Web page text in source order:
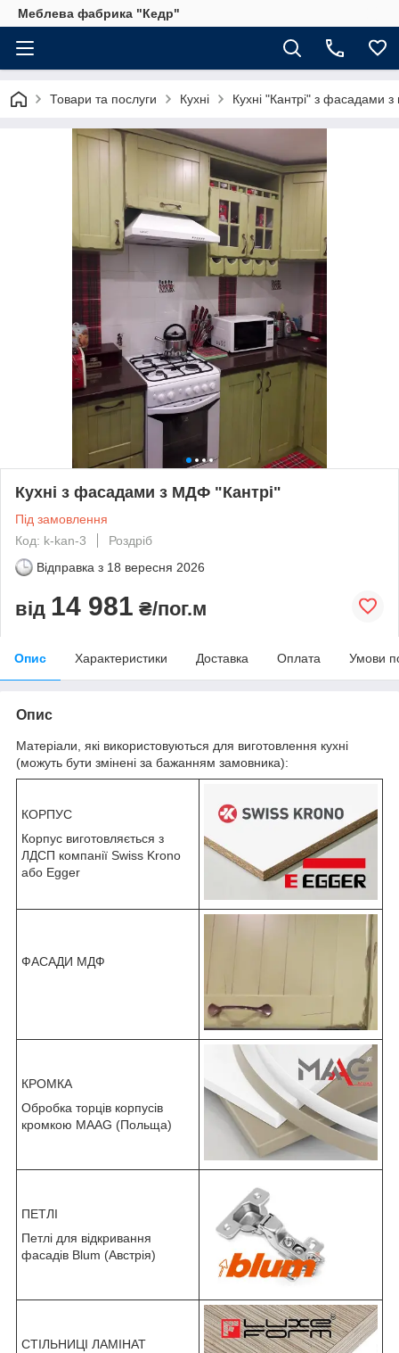
Меблева фабрика "Кедр"
Товари та послуги Кухні Кухні "Кантрі" з фасадами
Кухні з фасадами з МДФ "Кантрі"
Під замовлення
Код: k-kan-3
Роздріб
Відправка з 18 вересня 2026
від 14 981 ₴/пог.м
Опис Характеристики Доставка Оплата Умови
Опис
Матеріали, які використовуються для виготовлення кухні
(можуть бути змінені за бажанням замовника):
КОРПУС
Корпус виготовляється з
ЛДСП компанії Swiss Krono
або Egger
ФАСАДИ МДФ
КРОМКА
Обробка торців корпусів
кромкою MAAG (Польща)
ПЕТЛІ
Петлі для відкривання
фасадів Blum (Австрія)
СТІЛЬНИЦІ ЛАМІНАТ